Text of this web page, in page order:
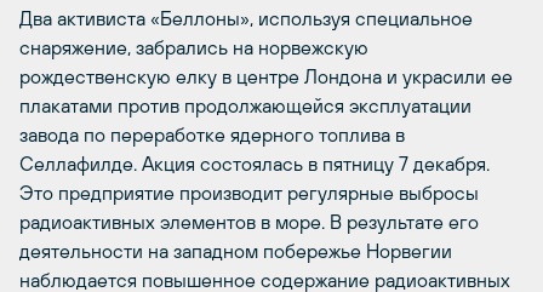
Два активиста «Беллоны», используя специальное
снаряжение, забрались на норвежскую
рождественскую елку в центре Лондона и украсили ее
плакатами против продолжающейся эксплуатации
завода по переработке ядерного топлива в
Селлафилде. Акция состоялась в пятницу 7 декабря.
Это предприятие производит регулярные выбросы
радиоактивных элементов в море. В результате его
деятельности на западном побережье Норвегии
наблюдается повышенное содержание радиоактивных